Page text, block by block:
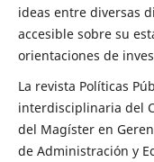
ideas entre diversas
accesible sobre su
orientaciones de
La revista Políticas
interdisciplinaria del
del Magíster en
de Administración y